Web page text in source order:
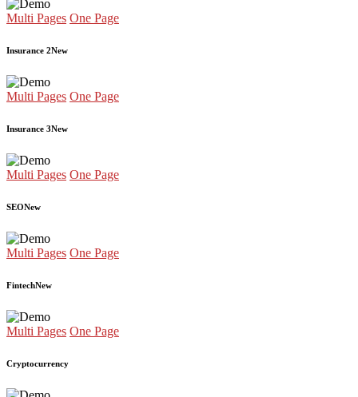
Multi Pages One Page
Insurance 2New
Multi Pages One Page
Insurance 3New
Multi Pages One Page
SEONew
Multi Pages One Page
FintechNew
Multi Pages One Page
Cryptocurrency